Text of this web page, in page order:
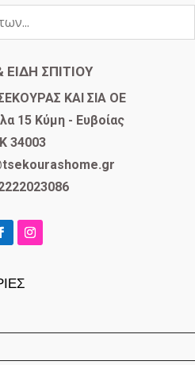
ΕΙΔΗ ΣΠΙΤΙΟΥ
ΚΑΙ ΣΙΑ ΟΕ
15 Κύμη - Ευβοίας
34003